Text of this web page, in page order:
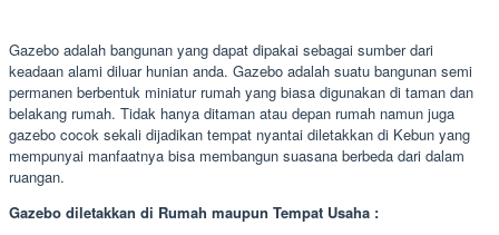
Gazebo adalah bangunan yang dapat dipakai sebagai sumber dari
keadaan alami diluar hunian anda. Gazebo adalah suatu bangunan semi
permanen berbentuk miniatur rumah yang biasa digunakan di taman dan
belakang rumah. Tidak hanya ditaman atau depan rumah namun juga
gazebo cocok sekali dijadikan tempat nyantai diletakkan di Kebun yang
mempunyai manfaatnya bisa membangun suasana berbeda dari dalam
ruangan.
Gazebo diletakkan di Rumah maupun Tempat Usaha :